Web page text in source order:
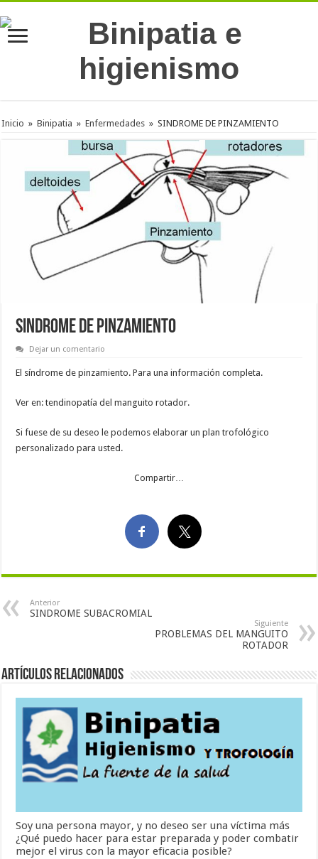
Inicio » Binipatia » Enfermedades » SINDROME DE PINZAMIENTO
SINDROME DE PINZAMIENTO
Dejar un comentario
El síndrome de pinzamiento. Para una información completa.
Ver en: tendinopatía del manguito rotador.
Si fuese de su deseo le podemos elaborar un plan trofológico
personalizado para usted.
Compartir…
Anterior
SINDROME SUBACROMIAL
Siguiente
PROBLEMAS DEL MANGUITO
ROTADOR
Artículos Relacionados
Soy una persona mayor, y no deseo ser una víctima más
¿Qué puedo hacer para estar preparada y poder combatir
mejor el virus con la mayor eficacia posible?